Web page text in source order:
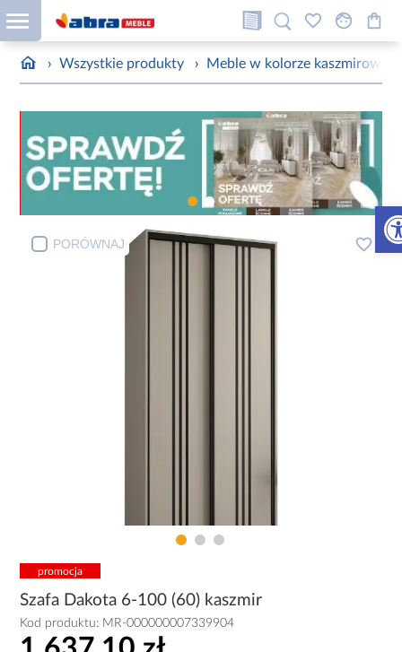
› Wszystkie produkty › Meble w kolorze kaszmirowym
PORÓWNAJ
promocja
Szafa Dakota 6-100 (60) kaszmir
Kod produktu: MR-000000007339904